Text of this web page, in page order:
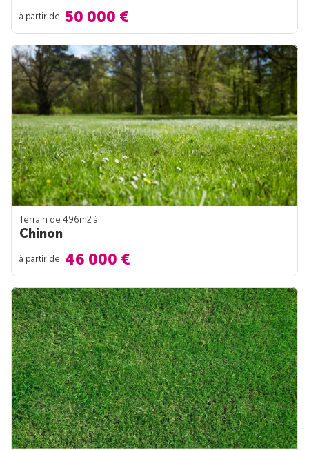
à partir de 50 000 €
Terrain de 496m2 à
Chinon
à partir de 46 000 €